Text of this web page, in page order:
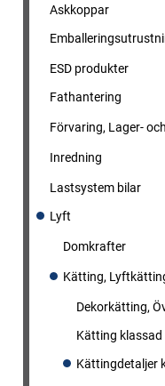
Askkoppar
ESD produkter
Fathantering
Förvaring, Lager-
Inredning
Lastsystem bilar
Lyft
Domkrafter
Kätting,
Dekorkätting,
Kätting klassad
Kättingdetaljer